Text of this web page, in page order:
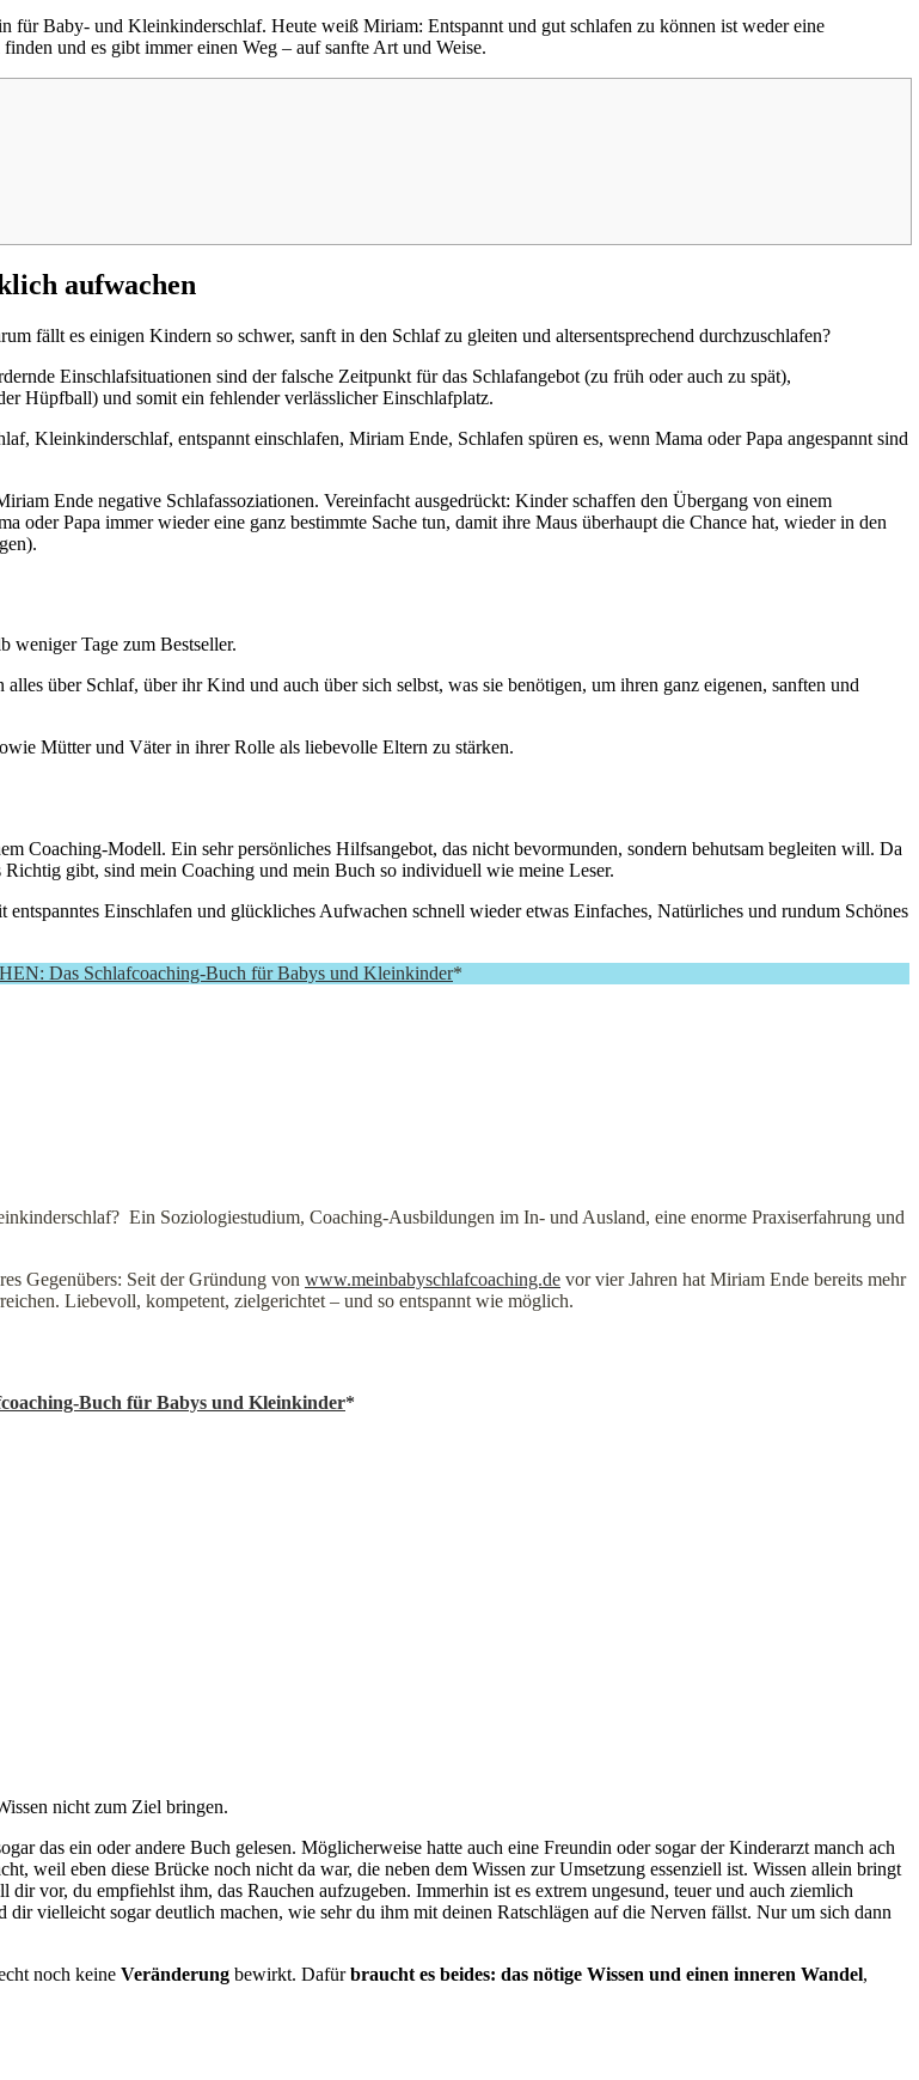
Baby- und Kleinkinderschlaf. Heute weiß Miriam: Entspannt und gut schlafen zu können ist weder eine
und es gibt immer einen Weg – auf sanfte Art und Weise.
aufwachen
fällt es einigen Kindern so schwer, sanft in den Schlaf zu gleiten und altersentsprechend durchzuschlafen?
Einschlafsituationen sind der falsche Zeitpunkt für das Schlafangebot (zu früh oder auch zu spät),
Hüpfball) und somit ein fehlender verlässlicher Einschlafplatz.
Kleinkinderschlaf, entspannt einschlafen, Miriam Ende, Schlafen spüren es, wenn Mama oder Papa angespannt sind
Ende negative Schlafassoziationen. Vereinfacht ausgedrückt: Kinder schaffen den Übergang von einem
Papa immer wieder eine ganz bestimmte Sache tun, damit ihre Maus überhaupt die Chance hat, wieder in den
weniger Tage zum Bestseller.
über Schlaf, über ihr Kind und auch über sich selbst, was sie benötigen, um ihren ganz eigenen, sanften und
Mütter und Väter in ihrer Rolle als liebevolle Eltern zu stärken.
Coaching-Modell. Ein sehr persönliches Hilfsangebot, das nicht bevormunden, sondern behutsam begleiten will. Da
gibt, sind mein Coaching und mein Buch so individuell wie meine Leser.
Einschlafen und glückliches Aufwachen schnell wieder etwas Einfaches, Natürliches und rundum Schönes
Das Schlafcoaching-Buch für Babys und Kleinkinder*
Ein Soziologiestudium, Coaching-Ausbildungen im In- und Ausland, eine enorme Praxiserfahrung und
Gegenübers: Seit der Gründung von www.meinbabyschlafcoaching.de vor vier Jahren hat Miriam Ende bereits mehr
Liebevoll, kompetent, zielgerichtet – und so entspannt wie möglich.
Buch für Babys und Kleinkinder*
nicht zum Ziel bringen.
das ein oder andere Buch gelesen. Möglicherweise hatte auch eine Freundin oder sogar der Kinderarzt manch ach
weil eben diese Brücke noch nicht da war, die neben dem Wissen zur Umsetzung essenziell ist. Wissen allein bringt
vor, du empfiehlst ihm, das Rauchen aufzugeben. Immerhin ist es extrem ungesund, teuer und auch ziemlich
vielleicht sogar deutlich machen, wie sehr du ihm mit deinen Ratschlägen auf die Nerven fällst. Nur um sich dann
noch keine Veränderung bewirkt. Dafürbraucht es beides: das nötige Wissen und einen inneren Wandel,